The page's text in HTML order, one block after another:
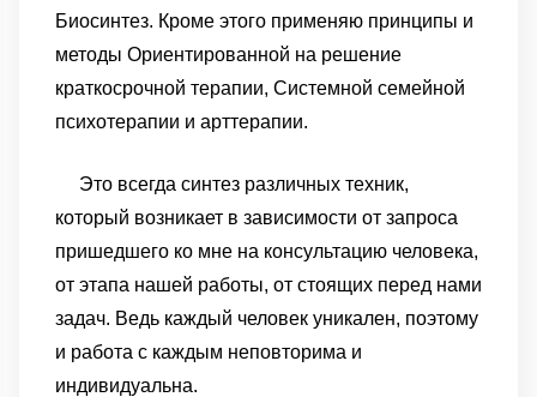
Биосинтез. Кроме этого применяю принципы и
методы Ориентированной на решение
краткосрочной терапии, Системной семейной
психотерапии и арттерапии.
Это всегда синтез различных техник,
который возникает в зависимости от запроса
пришедшего ко мне на консультацию человека,
от этапа нашей работы, от стоящих перед нами
задач. Ведь каждый человек уникален, поэтому
и работа с каждым неповторима и
индивидуальна.